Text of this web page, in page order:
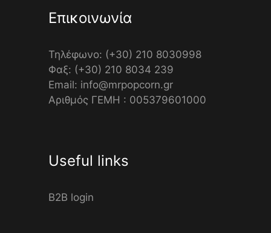
Επικοινωνία
Τηλέφωνο: (+30) 210 8030998
Φαξ: (+30) 210 8034 239
Email: info@mrpopcorn.gr
Αριθμός ΓΕΜΗ : 005379601000
Useful links
B2B login